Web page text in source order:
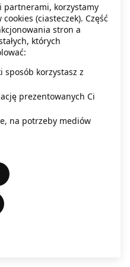
.
partnerami, korzystamy
(ciasteczek). Część
stron a
których
sposób korzystasz z
prezentowanych Ci
na potrzeby mediów